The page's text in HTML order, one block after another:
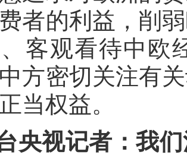
者的利益，削
客观看待中欧
方密切关注有
当权益。
央视记者：我